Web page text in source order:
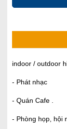
indoor / outdoor
- Phát nhạc
- Quán Cafe .
- Phòng họp, hội